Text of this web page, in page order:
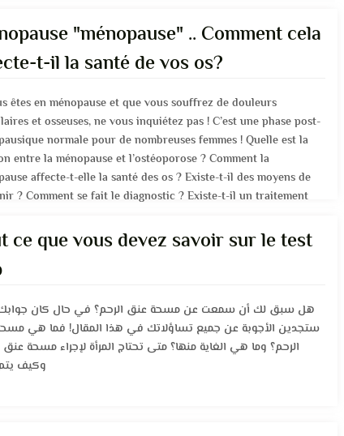
"ménopause" .. Comment cela
t-il la santé de vos os?
êtes en ménopause et que vous souffrez de douleurs
et osseuses, ne vous inquiétez pas ! C’est une phase post-
normale pour de nombreuses femmes ! Quelle est la
entre la ménopause et l’ostéoporose ? Comment la
affecte-t-elle la santé des os ? Existe-t-il des moyens de
? Comment se fait le diagnostic ? Existe-t-il un traitement
ce que vous devez savoir sur le test
هل سبق لك أن سمعت عن مسحة عنق الرحم؟ في حال كان جوابك
ستجدين الأجوبة عن جميع تساؤلاتك في هذا المقال! فما هي
الرحم؟ وما هي الغاية منها؟ متى تحتاج المرأة لإجراء مسحة عنق